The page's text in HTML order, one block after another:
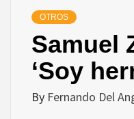
OTROS
Samuel
‘Soy
By Fernando Del